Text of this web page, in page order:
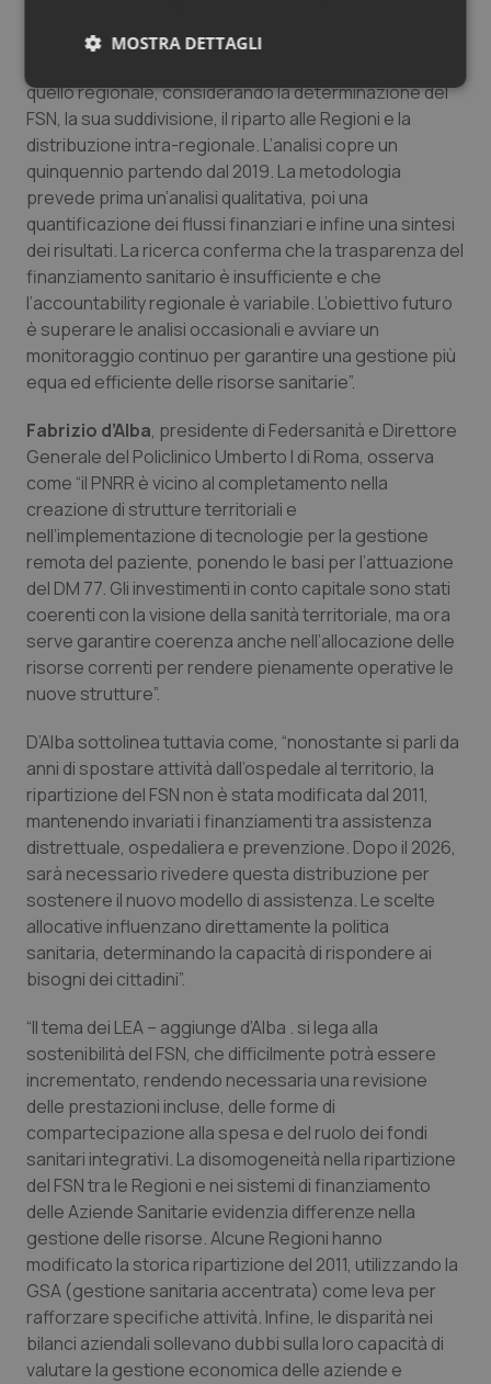
centrali e della GSA. Il nuovo studio analizza l’intero
quello regionale, considerando la determinazione del
FSN, la sua suddivisione, il riparto alle Regioni e la
distribuzione intra-regionale. L’analisi copre un
quinquennio partendo dal 2019. La metodologia
prevede prima un’analisi qualitativa, poi una
quantificazione dei flussi finanziari e infine una sintesi
dei risultati. La ricerca conferma che la trasparenza del
finanziamento sanitario è insufficiente e che
l’accountability regionale è variabile. L’obiettivo futuro
è superare le analisi occasionali e avviare un
monitoraggio continuo per garantire una gestione più
equa ed efficiente delle risorse sanitarie”.
Fabrizio d’Alba, presidente di Federsanità e Direttore
Generale del Policlinico Umberto I di Roma, osserva
come “il PNRR è vicino al completamento nella
creazione di strutture territoriali e
nell’implementazione di tecnologie per la gestione
remota del paziente, ponendo le basi per l’attuazione
del DM 77. Gli investimenti in conto capitale sono stati
coerenti con la visione della sanità territoriale, ma ora
serve garantire coerenza anche nell’allocazione delle
risorse correnti per rendere pienamente operative le
nuove strutture”.
D’Alba sottolinea tuttavia come, “nonostante si parli da
anni di spostare attività dall’ospedale al territorio, la
ripartizione del FSN non è stata modificata dal 2011,
mantenendo invariati i finanziamenti tra assistenza
distrettuale, ospedaliera e prevenzione. Dopo il 2026,
sarà necessario rivedere questa distribuzione per
sostenere il nuovo modello di assistenza. Le scelte
allocative influenzano direttamente la politica
sanitaria, determinando la capacità di rispondere ai
bisogni dei cittadini”.
“Il tema dei LEA – aggiunge d’Alba . si lega alla
sostenibilità del FSN, che difficilmente potrà essere
incrementato, rendendo necessaria una revisione
delle prestazioni incluse, delle forme di
compartecipazione alla spesa e del ruolo dei fondi
sanitari integrativi. La disomogeneità nella ripartizione
del FSN tra le Regioni e nei sistemi di finanziamento
delle Aziende Sanitarie evidenzia differenze nella
gestione delle risorse. Alcune Regioni hanno
modificato la storica ripartizione del 2011, utilizzando la
GSA (gestione sanitaria accentrata) come leva per
rafforzare specifiche attività. Infine, le disparità nei
bilanci aziendali sollevano dubbi sulla loro capacità di
valutare la gestione economica delle aziende e
MOSTRA DETTAGLI
Necessari Statistici Marketing
Necessari Statistici Marketing
I cookie necessari contribuiscono a rendere fruibile il
sito web abilitandone funzionalità di base quali la
navigazione sulle pagine e l'accesso alle aree
protette del sito. Il sito web non è in grado di
funzionare correttamente senza questi cookie.
Nome
Fornitore/
YouTube
.youtube.com
CookieScriptConsent
CookieScript
www.quotidianosanita.it
tracking-sites-ironfish-
tracking-enable
www.quotidianosanita.it
tracking-sites-ironfish-
session-id
www.quotidianosanita.it
_ga
Google LLC
.quotidianosanita.it